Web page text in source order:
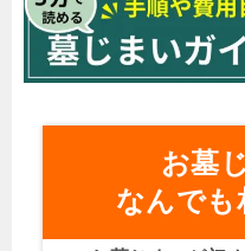
お墓
なんでも